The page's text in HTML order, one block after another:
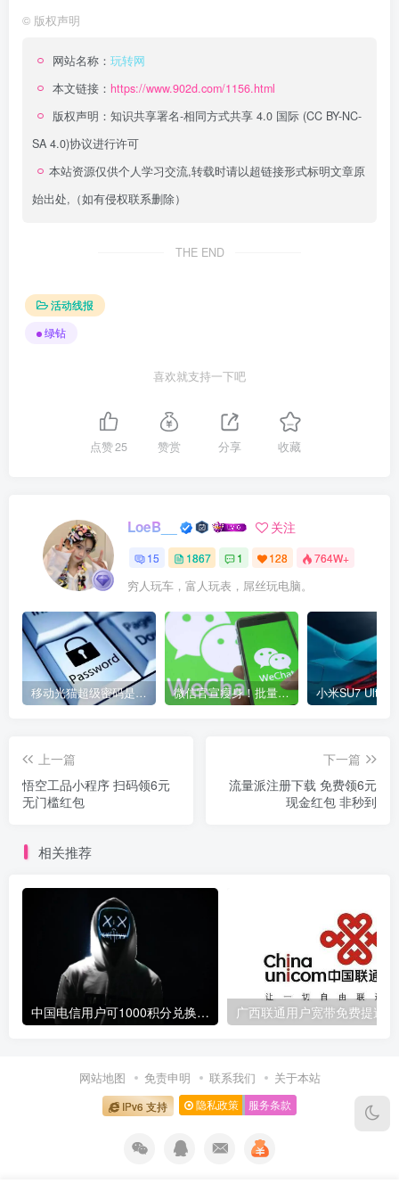
© 版权声明
网站名称： 玩转网
本文链接： https://www.902d.com/1156.html
版权声明： 知识共享署名-相同方式共享 4.0 国际 (CC BY-NC-
SA 4.0)协议进行许可
本站资源仅供个人学习交流,转载时请以超链接形式标明文章原
始出处,（如有侵权联系删除）
THE END
活动线报
绿钻
喜欢就支持一下吧
点赞25 赞赏 分享 收藏
LoeB__ 关注
15 1867 1 128 764W+
穷人玩车，富人玩表，屌丝玩电脑。
移动光猫超级密码是多少？移动光猫超级管理员后台账号与密码 微信官宣瘦身！批量清理原图新功能来了 安卓、iOS均可使用
上一篇
悟空工品小程序 扫码领6元
无门槛红包
下一篇
流量派注册下载 免费领6元
现金红包 非秒到
相关推荐
中国电信用户可1000积分兑换10元话费
网站地图 免责申明 联系我们 关于本站
IPv6 支持 隐私政策 服务条款